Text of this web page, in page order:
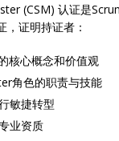
(CSM) 认证是
证明持证者：
核心概念和价值观
角色的职责与技能
敏捷转型
业资质